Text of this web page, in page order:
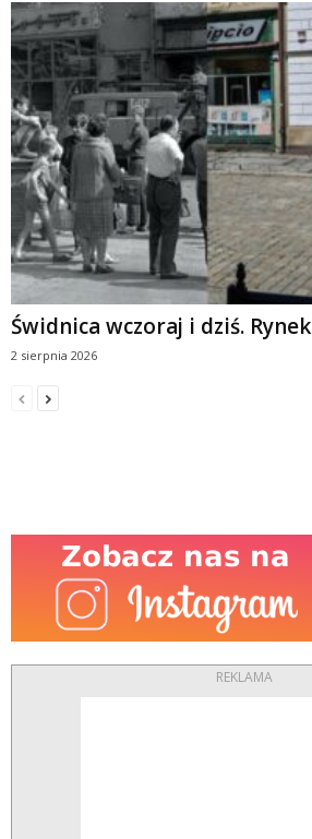
Świdnica wczoraj i dziś. Rynek
2 sierpnia 2026
REKLAMA